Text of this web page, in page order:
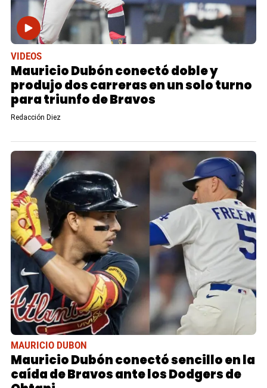
VIDEOS
Mauricio Dubón conectó doble y
produjo dos carreras en un solo turno
para triunfo de Bravos
Redacción Diez
MAURICIO DUBON
Mauricio Dubón conectó sencillo en la
caída de Bravos ante los Dodgers de